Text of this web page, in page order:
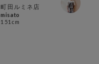
町田ルミネ店
misato
151cm